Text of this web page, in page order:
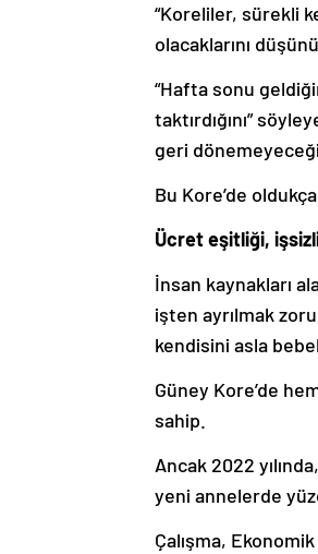
“Koreliler, sürekli
olacaklarını
“Hafta sonu
taktırdığını”
geri
Bu Kore’de
Ücret eşitliği,
İnsan kaynakları
işten ayrılmak
kendisini asla
Güney Kore’de
sahip.
Ancak 2022
yeni annelerde
Çalışma,